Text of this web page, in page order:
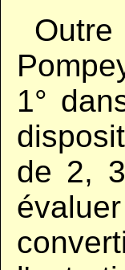
1°
de 2,